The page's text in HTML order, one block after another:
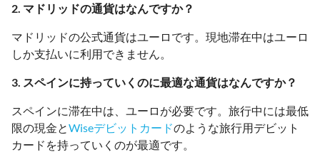
2. マドリッドの通貨はなんですか？
マドリッドの公式通貨はユーロです。現地滞在中はユーロ
しか支払いに利用できません。
3. スペインに持っていくのに最適な通貨はなんですか？
スペインに滞在中は、ユーロが必要です。旅行中には最低
限の現金とWiseデビットカードのような旅行用デビット
カードを持っていくのが最適です。